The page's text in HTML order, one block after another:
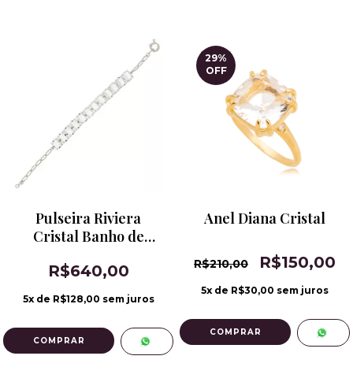
Pulseira Riviera
Cristal Banho de
R$640,00
5x de R$128,00 sem juros
29%
OFF
Anel Diana Cristal
R$210,00 R$150,00
5x de R$30,00 sem juros
COMPRAR